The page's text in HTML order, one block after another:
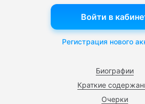
Биографии
Краткие
Очерки
Войти в
Регистрация нового